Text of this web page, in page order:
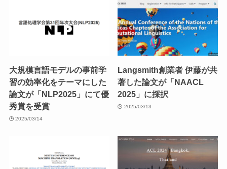
大規模言語モデルの事前学
習の効率化をテーマにした
論文が「NLP2025」にて優
秀賞を受賞
2025/03/14
Langsmith創業者 伊藤が共
著した論文が「NAACL
2025」に採択
2025/03/13